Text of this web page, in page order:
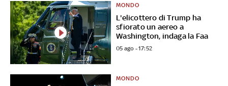
L'elicottero di Trump ha
sfiorato un aereo a
Washington, indaga la Faa
MONDO
05 ago - 17:52
MONDO